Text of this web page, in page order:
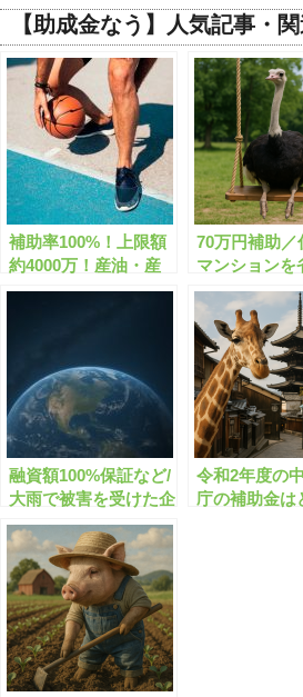
【助成金なう】人気記事・
補助率100%！上限額
約4000万！産油・産
ガス国との連携を支援
70万円補助／
マンションを
しよう
融資額100%保証など/
大雨で被害を受けた企
業を支援します
令和2年度の
庁の補助金は